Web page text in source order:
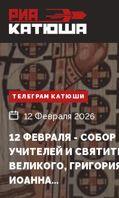
ТЕЛЕГРАМ КАТЮШИ
12 Февраля 2026
12 ФЕВРАЛЯ -
УЧИТЕЛЕЙ И
ВЕЛИКОГО,
ИОАННА...